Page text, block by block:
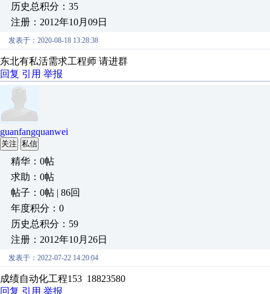
历史总积分：35
注册：2012年10月09日
发表于：2020-08-18 13:28:38
东北有私活需求工程师 请进群
回复 引用 举报
guanfangquanwei
关注 私信
精华：0帖
求助：0帖
帖子：0帖 | 86回
年度积分：0
历史总积分：59
注册：2012年10月26日
发表于：2022-07-22 14:20:04
成绩自动化工程153 18823580
回复 引用 举报